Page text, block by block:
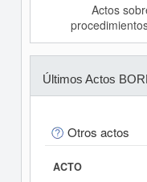
Actos
Últimos Actos
Otros actos
ACTO